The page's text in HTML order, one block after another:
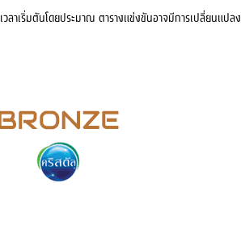
เวลาเริ่มตันโดยประมาณ ตารางแข่งขันอาจมีการเปลี่ยนแปลง